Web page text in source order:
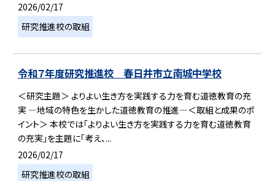
2026/02/17
研究推進校の取組
令和７年度研究推進校 春日井市立南城中学校
＜研究主題＞ よりよい生き方を実践する力を育む道徳教育の充
実 ―地域の特色を生かした道徳教育の推進―＜取組と成果のポ
イント＞ 本校では「よりよい生き方を実践する力を育む道徳教育
の充実」を主題に「考え、...
2026/02/17
研究推進校の取組